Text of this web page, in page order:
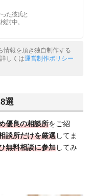
た彼氏と
討中。
情報を頂き独自制作する
しくは運営制作ポリシー
選
優良の相談所をご紹
談所だけを厳選してま
無料相談に参加してみ